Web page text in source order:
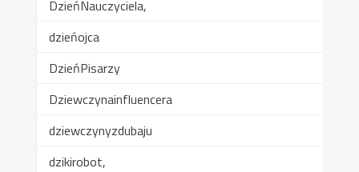
DzieńNauczyciela,
dzieńojca
DzieńPisarzy
Dziewczynainfluencera
dziewczynyzdubaju
dzikirobot,